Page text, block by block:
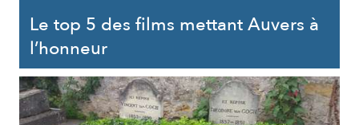
Le top 5 des films mettant Auvers à
l’honneur